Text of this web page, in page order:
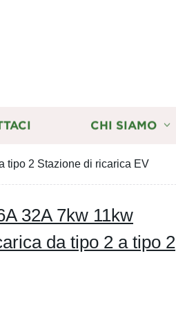
CHI SIAMO
tipo 2 Stazione di ricarica EV
32A 7kw 11kw
da tipo 2 a tipo 2